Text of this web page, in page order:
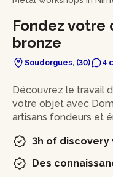
Fondez votre
bronze
Soudorgues, (30) 4
In brief
Découvrez le travail
votre objet avec
artisans fondeurs et
3h of discovery
Des